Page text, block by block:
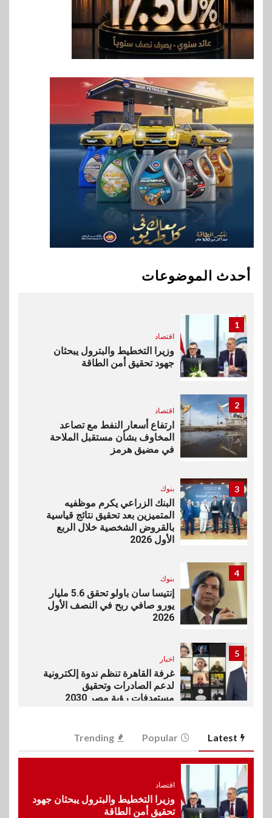
أحدث الموضوعات
بنك QNB مصر يعزز جاهزية
المشروعات الصغيرة والمتوسطة
للنمو والتوسع
فيكسد مصر و”حلول” تتشاركان
في تطوير أول منصة للسياحة
الصحية في مصر والشرق الأوسط
وأفريقيا Tour4Cure
9
سوق وصلة
هواوي: هاتف nova 15
Max بطارية ضخمة وتصميم متين
جهازًا مثاليًا للشباب
اقتصاد
خطط نمو «بلد» لتعزيز حضورها
في سوق تحويلات المصريين
1
اقتصاد
وزيرا التخطيط والبترول يبحثان
جهود تحقيق أمن الطاقة
2
اقتصاد
ارتفاع أسعار النفط مع تصاعد
المخاوف بشأن مستقبل الملاحة
في مضيق هرمز
3 بنوك
البنك الزراعي يكرم موظفيه
المتميزين بعد تحقيق نتائج قياسية
بالقروض الشخصية خلال الربع
الأول 2026
4
بنوك
إنتيسا سان باولو تحقق 5.6 مليار
يورو صافي ربح في النصف الأول
2026
5
اخبار
غرفة القاهرة تنظم ندوة إلكترونية
لدعم الصادرات وتحقيق
مستهدفات رؤية مصر 2030
6
بنوك
بنك مصر يشارك في فعالية اليوم
7
Latest
Popular
Trending
اقتصاد
وزيرا التخطيط والبترول يبحثان جهود
تحقيق أمن الطاقة